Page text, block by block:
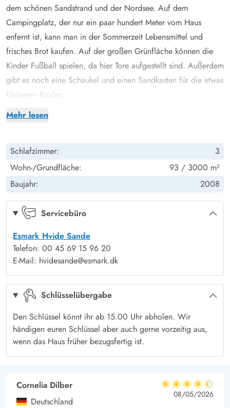
Mehr lesen
dem schönen Sandstrand und der Nordsee. Auf dem
Campingplatz, der nur ein paar hundert Meter vom Haus
enfernt ist, kann man in der Sommerzeit Lebensmittel und
frisches Brot kaufen. Auf der großen Grünfläche können die
Kinder Fußball spielen, da hier Tore aufgestellt sind. Außerdem
gibt es noch eine Schaukel und einen Sandkasten für die etwas
kleineren Kinder.
Hell und gut ausgestattet
Doppelbett und in dem letzten Zimmer gibt es ein Etagenbett
für die Kinder und ein Schlafsofa das ausgezogen werden
kann. In allen Schlafzimmern ist Teppich ausgelegt. Es gibt 2
Badezimmer beide mit Duschkabine und Fußbodenheizung. In
dem größeren Badezimmer gibt es außerdem noch einen
Natur entspannen. In der Waschküche steht eine
Waschmaschine. Das Herzstück des Hauses ist die kombinierte
Küche mit dem Wohnbereich. Durch die vielen Fenster ist es
hier schön hell. Die gut ausgestattete Küche hat einen
Geschirrspüler und eine Mikrowelle. In dem schön möblierten
Wohnzimmer steht ein Flachbild-TV und ein DVD-Player.
Außerdem ist im Wohnzimmer und der Küche Holzboden
ausgelegt. Vom Wohnzimmer gelangt man auf die
abgeschirmte und teilweise überdachte Terrasse. Die Terrasse ist
Schlafzimmer:
3
Wohn-/Grundfläche:
93 / 3000 m²
Baujahr:
2008
Servicebüro
Esmark Hvide Sande
Telefon: 00 45 69 15 96 20
E-Mail: hvidesande@esmark.dk
Schlüsselübergabe
Den Schlüssel könnt ihr ab 15.00 Uhr abholen. Wir
händigen euren Schlüssel aber auch gerne vorzeitig aus,
wenn das Haus früher bezugsfertig ist.
Cornelia Dilber
Deutschland
4.5 von 5
4.5 von 5
4.5 out of 5
08/05/2026